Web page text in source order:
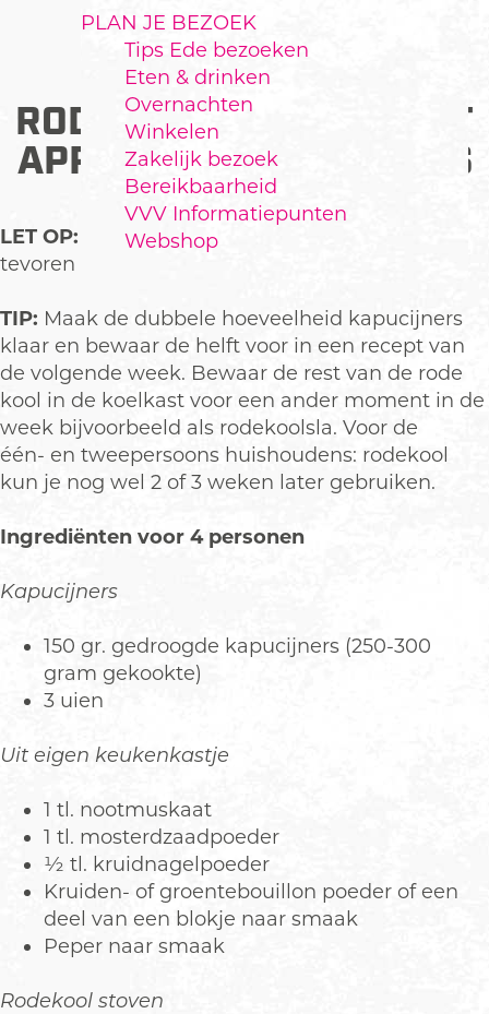
PLAN JE BEZOEK
Tips Ede bezoeken
Eten & drinken
Overnachten
Winkelen
Zakelijk bezoek
Bereikbaarheid
VVV Informatiepunten
Webshop
VEGETARISCHE
RODEKOOLSCHOTEL MET
APPEL EN KAPUCIJNERS
LET OP: De kapucijners moeten een dag van
tevoren te weken worden gezet.
TIP: Maak de dubbele hoeveelheid kapucijners
klaar en bewaar de helft voor in een recept van
de volgende week. Bewaar de rest van de rode
kool in de koelkast voor een ander moment in de
week bijvoorbeeld als rodekoolsla. Voor de
één- en tweepersoons huishoudens: rodekool
kun je nog wel 2 of 3 weken later gebruiken.
Ingrediënten voor 4 personen
Kapucijners
150 gr. gedroogde kapucijners (250-300
gram gekookte)
3 uien
Uit eigen keukenkastje
1 tl. nootmuskaat
1 tl. mosterdzaadpoeder
½ tl. kruidnagelpoeder
Kruiden- of groentebouillon poeder of een
deel van een blokje naar smaak
Peper naar smaak
Rodekool stoven